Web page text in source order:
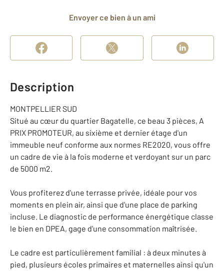
Envoyer ce bien à un ami
Description
MONTPELLIER SUD
Situé au cœur du quartier Bagatelle, ce beau 3 pièces, A
PRIX PROMOTEUR, au sixième et dernier étage d'un
immeuble neuf conforme aux normes RE2020, vous offre
un cadre de vie à la fois moderne et verdoyant sur un parc
de 5000 m2.
Vous profiterez d'une terrasse privée, idéale pour vos
moments en plein air, ainsi que d'une place de parking
incluse. Le diagnostic de performance énergétique classe
le bien en DPEA, gage d'une consommation maîtrisée.
Le cadre est particulièrement familial : à deux minutes à
pied, plusieurs écoles primaires et maternelles ainsi qu'un